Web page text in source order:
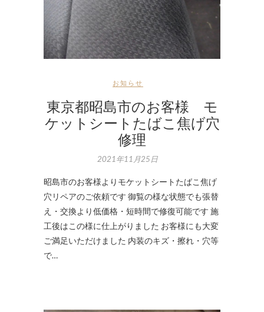
お知らせ
東京都昭島市のお客様 モ
ケットシートたばこ焦げ穴
修理
2021年11月25日
昭島市のお客様よりモケットシートたばこ焦げ
穴リペアのご依頼です 御覧の様な状態でも張替
え・交換より低価格・短時間で修復可能です 施
工後はこの様に仕上がりました お客様にも大変
ご満足いただけました 内装のキズ・擦れ・穴等
で…